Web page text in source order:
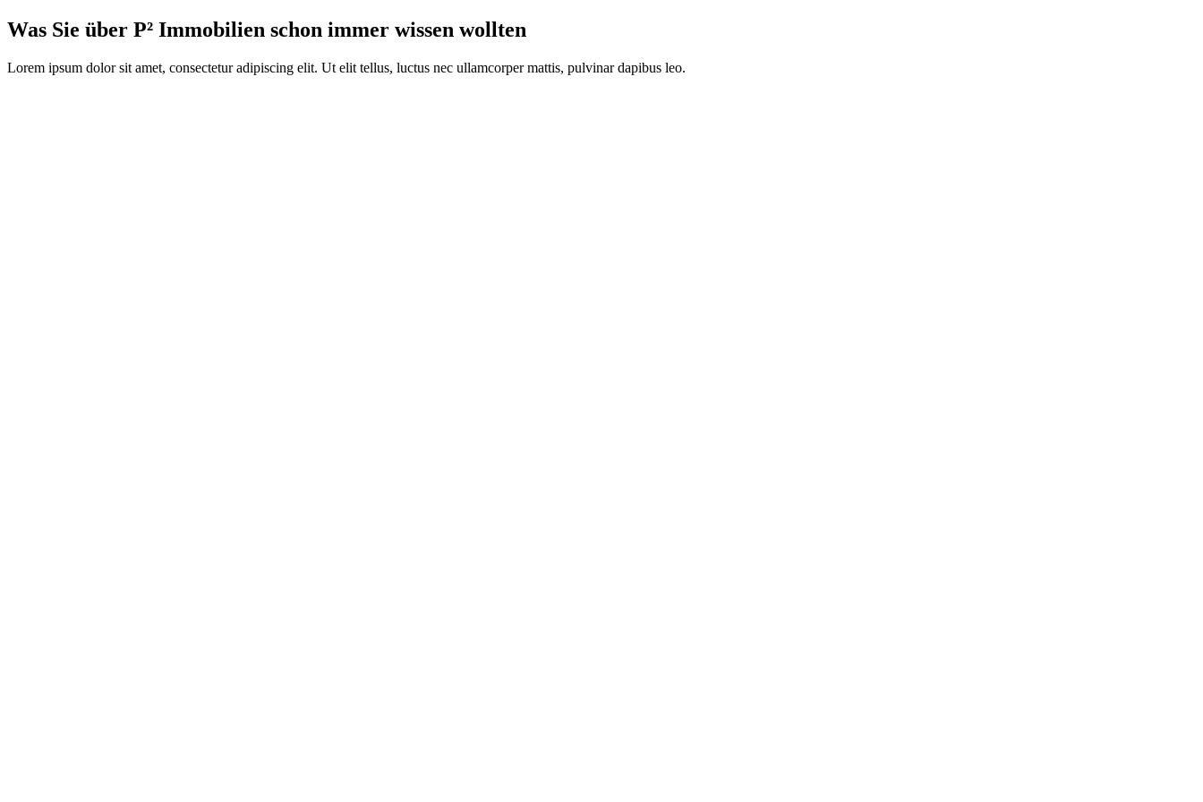
Was Sie über P² Immobilien schon immer wissen wollten
Lorem ipsum dolor sit amet, consectetur adipiscing elit. Ut elit tellus, luctus nec ullamcorper mattis, pulvinar dapibus leo.